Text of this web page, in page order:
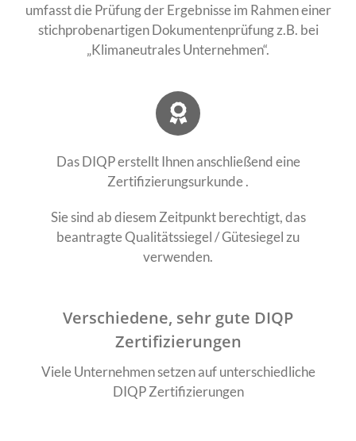
umfasst die Prüfung der Ergebnisse im Rahmen einer
stichprobenartigen Dokumentenprüfung z.B. bei
„Klimaneutrales Unternehmen“.
Das DIQP erstellt Ihnen anschließend eine
Zertifizierungsurkunde .
Sie sind ab diesem Zeitpunkt berechtigt, das
beantragte Qualitätssiegel / Gütesiegel zu
verwenden.
Verschiedene, sehr gute DIQP
Zertifizierungen
Viele Unternehmen setzen auf unterschiedliche
DIQP Zertifizierungen